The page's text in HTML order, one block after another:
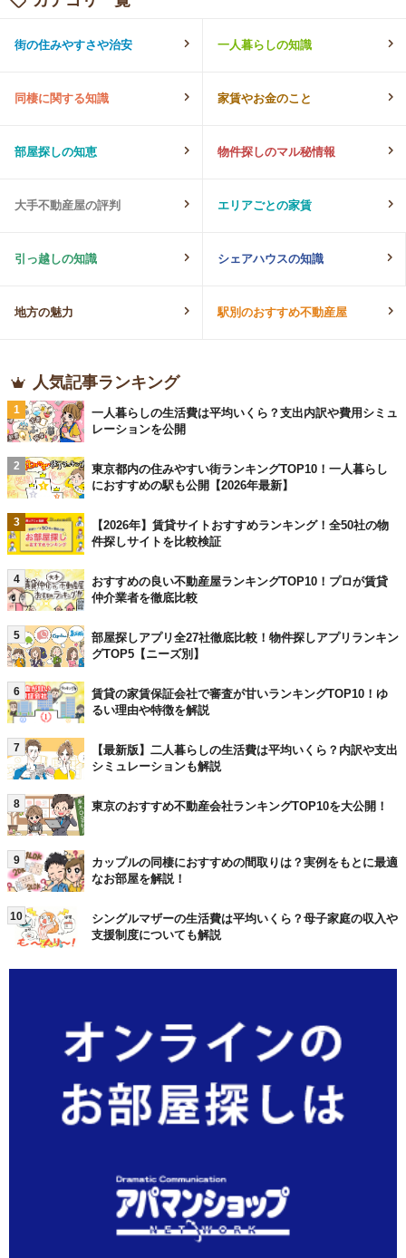
街の住みやすさや治安 一人暮らしの知識
同棲に関する知識 家賃やお金のこと
部屋探しの知恵 物件探しのマル秘情報
大手不動産屋の評判 エリアごとの家賃
引っ越しの知識 シェアハウスの知識
地方の魅力 駅別のおすすめ不動産屋
人気記事ランキング
1
一人暮らしの生活費は平均いくら？支出内訳や費用シミュ
レーションを公開
2
東京都内の住みやすい街ランキングTOP10！一人暮らし
におすすめの駅も公開【2026年最新】
3
【2026年】賃貸サイトおすすめランキング！全50社の物
件探しサイトを比較検証
4
おすすめの良い不動産屋ランキングTOP10！プロが賃貸
仲介業者を徹底比較
5
部屋探しアプリ全27社徹底比較！物件探しアプリランキン
グTOP5【ニーズ別】
6
賃貸の家賃保証会社で審査が甘いランキングTOP10！ゆ
るい理由や特徴を解説
7
【最新版】二人暮らしの生活費は平均いくら？内訳や支出
シミュレーションも解説
8 東京のおすすめ不動産会社ランキングTOP10を大公開！
9
カップルの同棲におすすめの間取りは？実例をもとに最適
なお部屋を解説！
10
シングルマザーの生活費は平均いくら？母子家庭の収入や
支援制度についても解説